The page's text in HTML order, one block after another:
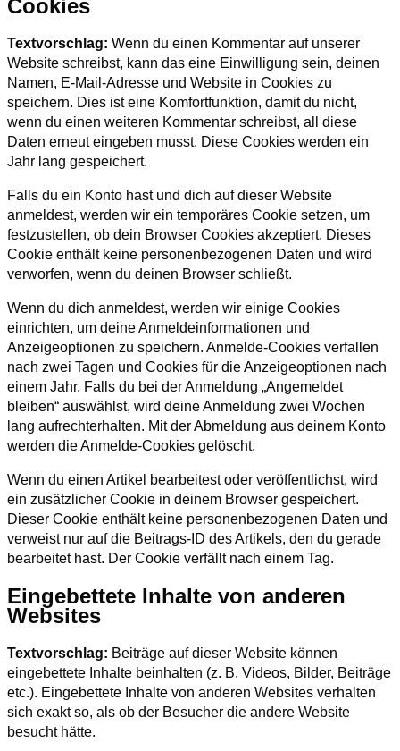
Cookies
Textvorschlag: Wenn du einen Kommentar auf unserer
Website schreibst, kann das eine Einwilligung sein, deinen
Namen, E-Mail-Adresse und Website in Cookies zu
speichern. Dies ist eine Komfortfunktion, damit du nicht,
wenn du einen weiteren Kommentar schreibst, all diese
Daten erneut eingeben musst. Diese Cookies werden ein
Jahr lang gespeichert.
Falls du ein Konto hast und dich auf dieser Website
anmeldest, werden wir ein temporäres Cookie setzen, um
festzustellen, ob dein Browser Cookies akzeptiert. Dieses
Cookie enthält keine personenbezogenen Daten und wird
verworfen, wenn du deinen Browser schließt.
Wenn du dich anmeldest, werden wir einige Cookies
einrichten, um deine Anmeldeinformationen und
Anzeigeoptionen zu speichern. Anmelde-Cookies verfallen
nach zwei Tagen und Cookies für die Anzeigeoptionen nach
einem Jahr. Falls du bei der Anmeldung „Angemeldet
bleiben“ auswählst, wird deine Anmeldung zwei Wochen
lang aufrechterhalten. Mit der Abmeldung aus deinem Konto
werden die Anmelde-Cookies gelöscht.
Wenn du einen Artikel bearbeitest oder veröffentlichst, wird
ein zusätzlicher Cookie in deinem Browser gespeichert.
Dieser Cookie enthält keine personenbezogenen Daten und
verweist nur auf die Beitrags-ID des Artikels, den du gerade
bearbeitet hast. Der Cookie verfällt nach einem Tag.
Eingebettete Inhalte von anderen
Websites
Textvorschlag: Beiträge auf dieser Website können
eingebettete Inhalte beinhalten (z. B. Videos, Bilder, Beiträge
etc.). Eingebettete Inhalte von anderen Websites verhalten
sich exakt so, als ob der Besucher die andere Website
besucht hätte.